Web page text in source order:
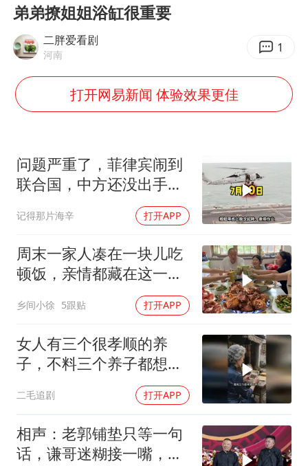
美股存储板块集体大跌
东航：国内客票提前14天免费退改
日本试射“战斧”导弹，国防部回应
胡彦斌韩磊 谁帮谁
夯实基础开新局
弟弟撩姐姐浴缸很重要
二胖爱看剧
河南 1
打开网易新闻 体验效果更佳
问题严重了，菲律宾闹到
联合国，中方还没出手，
记得那片海辛 打开APP
周末一家人凑在一块儿吃
顿饭，亲情都藏在这一饭
乡间小徐 5跟贴 打开APP
女人有三个很孝顺的养
子，不料三个养子都想害
二毛追剧 打开APP
相声：老郭铺垫只等一句
话，谦哥迷糊接一嘴，包